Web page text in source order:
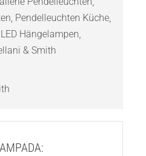
, Pendelleuchten Küche,
Hängelampen,
& Smith